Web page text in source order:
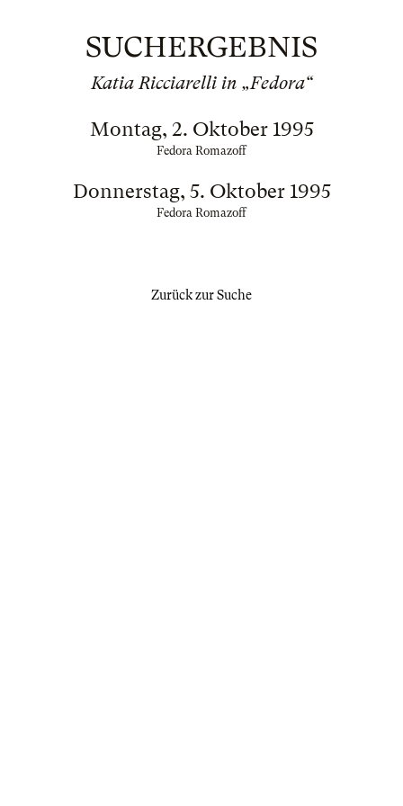
SUCHERGEBNIS
Katia Ricciarelli in „Fedora“
Montag, 2. Oktober 1995
Fedora Romazoff
Donnerstag, 5. Oktober 1995
Fedora Romazoff
Zurück zur Suche